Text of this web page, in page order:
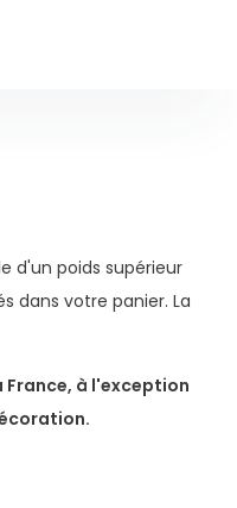
d'un poids supérieur
dans votre panier. La
France, à l'exception